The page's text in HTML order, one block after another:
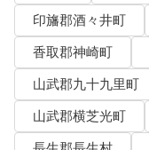
印旛郡酒々井町
香取郡神崎町
山武郡九十九里町
山武郡横芝光町